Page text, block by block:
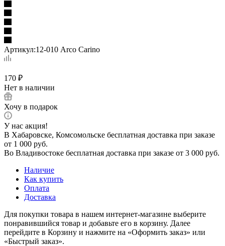
Артикул:12-010 Arco Carino
170 ₽
Нет в наличии
Хочу в подарок
У нас акция!
В Хабаровске, Комсомольске бесплатная доставка при заказе
от 1 000 руб.
Во Владивостоке бесплатная доставка при заказе от 3 000 руб.
Наличие
Как купить
Оплата
Доставка
Для покупки товара в нашем интернет-магазине выберите
понравившийся товар и добавьте его в корзину. Далее
перейдите в Корзину и нажмите на «Оформить заказ» или
«Быстрый заказ».